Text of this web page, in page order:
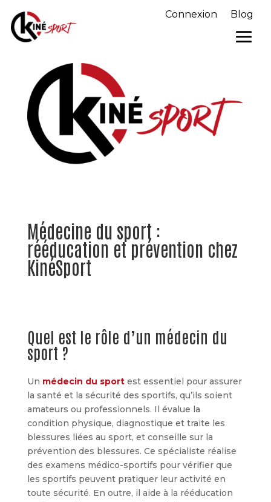
Connexion Blog
Médecine du sport :
rééducation et prévention chez
KinéSport
Quel est le rôle d’un médecin du
sport ?
Un médecin du sportest essentiel pour assurer
la santé et la sécurité des sportifs, qu’ils soient
amateurs ou professionnels. Il évalue la
condition physique, diagnostique et traite les
blessures liées au sport, et conseille sur la
prévention des blessures. Ce spécialiste réalise
des examens médico-sportifs pour vérifier que
les sportifs peuvent pratiquer leur activité en
toute sécurité. En outre, il aide à la rééducation